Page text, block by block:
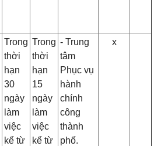
Trong
thời
hạn
30
ngày
làm
việc
kể từ
Trong
thời
hạn
15
ngày
làm
việc
kể từ
- Trung
tâm
Phục vụ
hành
chính
công
thành
phố.
x